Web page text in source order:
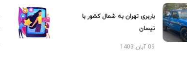
باربری تهران به شمال کشور با
نیسان
09 آبان 1403